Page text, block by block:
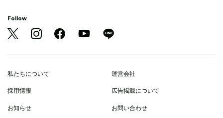
Follow
私たちについて 運営会社
採用情報 広告掲載について
お知らせ お問い合わせ